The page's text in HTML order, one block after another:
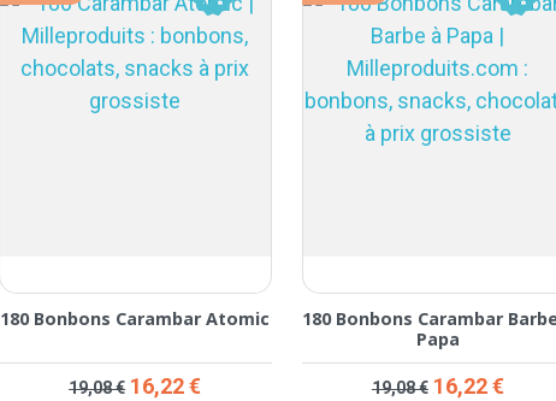
180 Bonbons Carambar Atomic
Prix de base
19,08 € Prix
16,22 €
180 Bonbons Carambar
Papa
Prix de base
19,08 € Prix
16,22 €